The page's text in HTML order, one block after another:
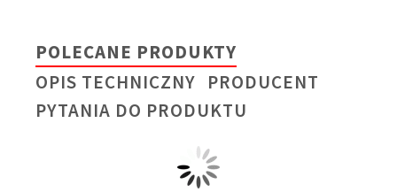
POLECANE PRODUKTY
OPIS TECHNICZNY PRODUCENT
PYTANIA DO PRODUKTU